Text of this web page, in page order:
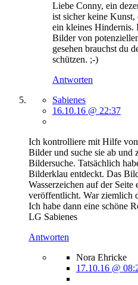
Liebe Conny, ein
ist sicher keine Kunst,
ein kleines Hindernis.
Bilder von
gesehen brauchst du
schützen. ;-)
Antworten
Sabienes
16.10.16 @ 22:37
Ich kontrolliere mit Hilfe
Bilder und suche sie ab und
Bildersuche. Tatsächlich
Bilderklau entdeckt. Das
Wasserzeichen auf der
veröffentlicht. War ziemlich
Ich habe dann eine schöne
LG Sabienes
Antworten
Nora Ehricke
17.10.16 @